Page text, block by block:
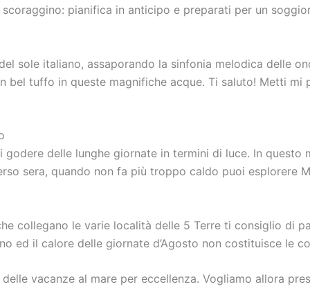
pianifica in anticipo e preparati per un
sole italiano, assaporando la sinfonia melodica delle
bel tuffo in queste magnifiche acque. Ti saluto! Metti mi
delle lunghe giornate in termini di luce. In
sera, quando non fa più troppo caldo puoi esplorere
collegano le varie località delle 5 Terre ti consiglio di
ed il calore delle giornate d’Agosto non costituisce le
vacanze al mare per eccellenza. Vogliamo allora